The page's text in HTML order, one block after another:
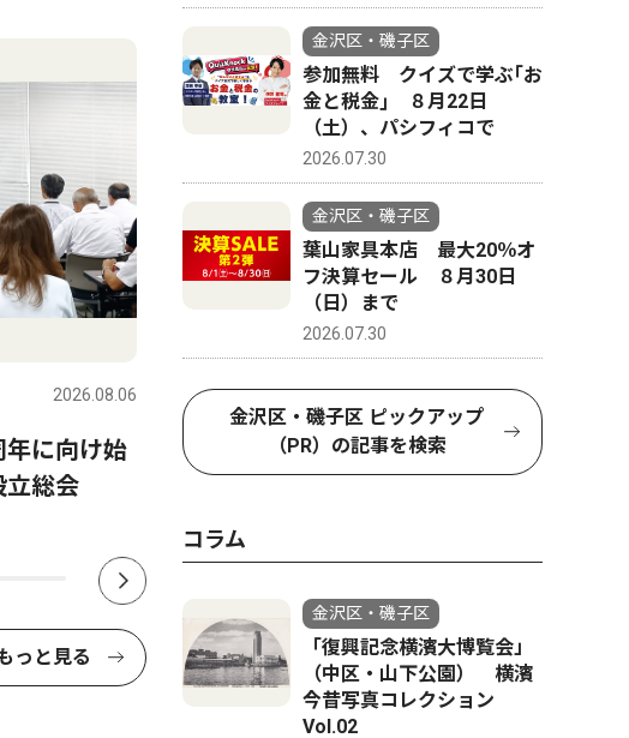
2026.08.06
に向け始
総会
4
トップニュース 社会
金沢区・磯子区 2026.08.06
六浦で通学見守る90歳 無事
金沢区・磯
夏祭り
っと見る
金沢区・磯子区
参加無料 クイズで学ぶ｢お
金と税金｣ ８月22日
（土）、パシフィコで
2026.07.30
金沢区・磯子区
葉山家具本店 最大20％オ
フ決算セール ８月30日
（日）まで
2026.07.30
金沢区・磯子区 ピックアップ
（PR）の記事を検索
コラム
金沢区・磯子区
「復興記念横濱大博覧会」
（中区・山下公園） 横濱
今昔写真コレクション
Vol.02